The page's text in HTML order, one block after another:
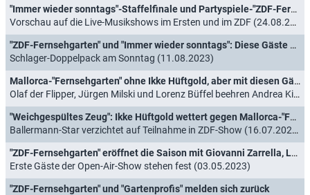
"Immer wieder sonntags"-Staffelfinale und Partyspiele-"ZDF-Fernsehgarten": Diese Gäste sind am 27. August 2023 dabei
Vorschau auf die Live-Musikshows im Ersten und im ZDF (24.08.2023)
"ZDF-Fernsehgarten" und "Immer wieder sonntags": Diese Gäste sind am 13. August 2023 dabei
Schlager-Doppelpack am Sonntag (11.08.2023)
Mallorca-"Fernsehgarten" ohne Ikke Hüftgold, aber mit diesen Gästen
Olaf der Flipper, Jürgen Milski und Lorenz Büffel beehren Andrea Kiewel (24.07.2023)
"Weichgespültes Zeug": Ikke Hüftgold wettert gegen Mallorca-"Fernsehgarten"
Ballermann-Star verzichtet auf Teilnahme in ZDF-Show (16.07.2023)
"ZDF-Fernsehgarten" eröffnet die Saison mit Giovanni Zarrella, Loona und Vanessa Mai
Erste Gäste der Open-Air-Show stehen fest (03.05.2023)
"ZDF-Fernsehgarten" und "Gartenprofis" melden sich zurück